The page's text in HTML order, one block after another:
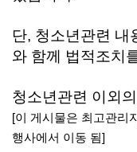
단, 청소년관련 내
와 함께 법적조치
청소년관련 이외
[이 게시물은 최고관리
행사에서 이동 됨]